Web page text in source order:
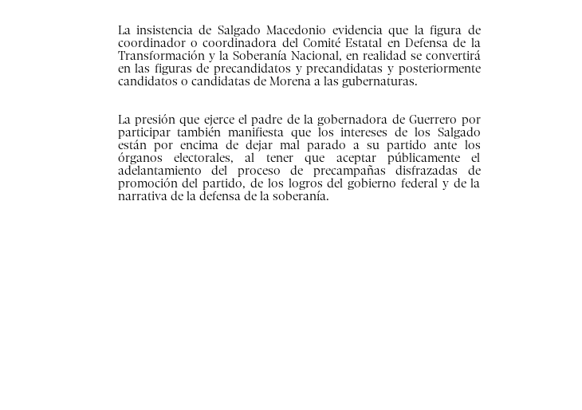
La insistencia de Salgado Macedonio evidencia que la figura de
coordinador o coordinadora del Comité Estatal en Defensa de la
Transformación y la Soberanía Nacional, en realidad se convertirá
en las figuras de precandidatos y precandidatas y posteriormente
candidatos o candidatas de Morena a las gubernaturas.
La presión que ejerce el padre de la gobernadora de Guerrero por
participar también manifiesta que los intereses de los Salgado
están por encima de dejar mal parado a su partido ante los
órganos electorales, al tener que aceptar públicamente el
adelantamiento del proceso de precampañas disfrazadas de
promoción del partido, de los logros del gobierno federal y de la
narrativa de la defensa de la soberanía.